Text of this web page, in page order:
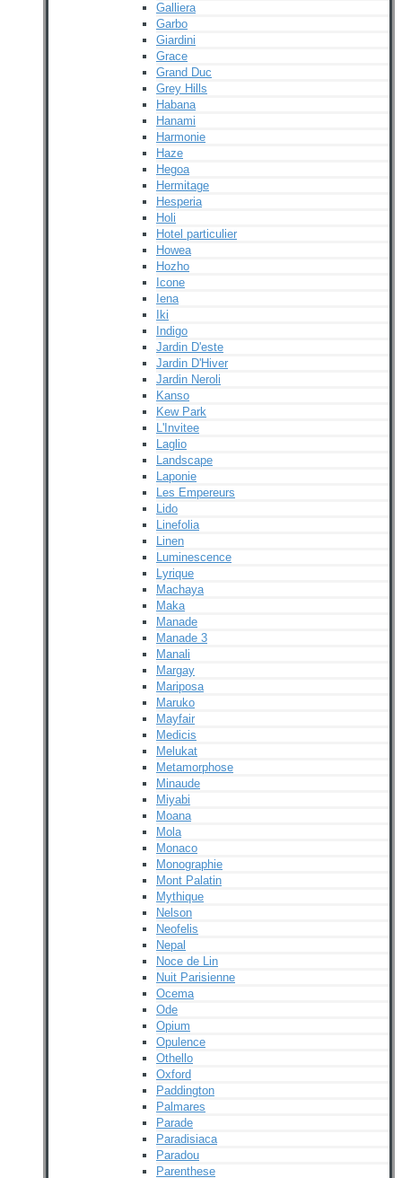
Galliera
Garbo
Giardini
Grace
Grand Duc
Grey Hills
Habana
Hanami
Harmonie
Haze
Hegoa
Hermitage
Hesperia
Holi
Hotel particulier
Howea
Hozho
Icone
Iena
Iki
Indigo
Jardin D'este
Jardin D'Hiver
Jardin Neroli
Kanso
Kew Park
L'Invitee
Laglio
Landscape
Laponie
Les Empereurs
Lido
Linefolia
Linen
Luminescence
Lyrique
Machaya
Maka
Manade
Manade 3
Manali
Margay
Mariposa
Maruko
Mayfair
Medicis
Melukat
Metamorphose
Minaude
Miyabi
Moana
Mola
Monaco
Monographie
Mont Palatin
Mythique
Nelson
Neofelis
Nepal
Noce de Lin
Nuit Parisienne
Ocema
Ode
Opium
Opulence
Othello
Oxford
Paddington
Palmares
Parade
Paradisiaca
Paradou
Parenthese